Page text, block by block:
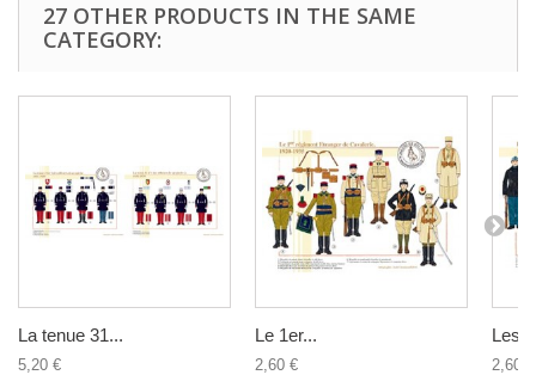
27 OTHER PRODUCTS IN THE SAME
CATEGORY:
La tenue 31...
5,20 €
Le 1er...
2,60 €
Les...
2,60 €